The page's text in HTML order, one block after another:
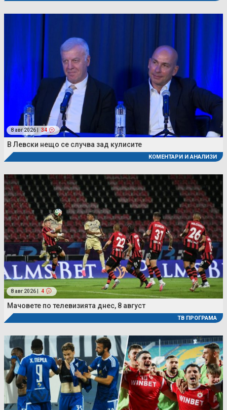
8 авг 2026 | 34
В Левски нещо се случва зад кулисите
КОМЕНТАРИ И АНАЛИЗИ
8 авг 2026 | 4
Мачовете по телевизията днес, 8 август
ТВ ПРОГРАМА